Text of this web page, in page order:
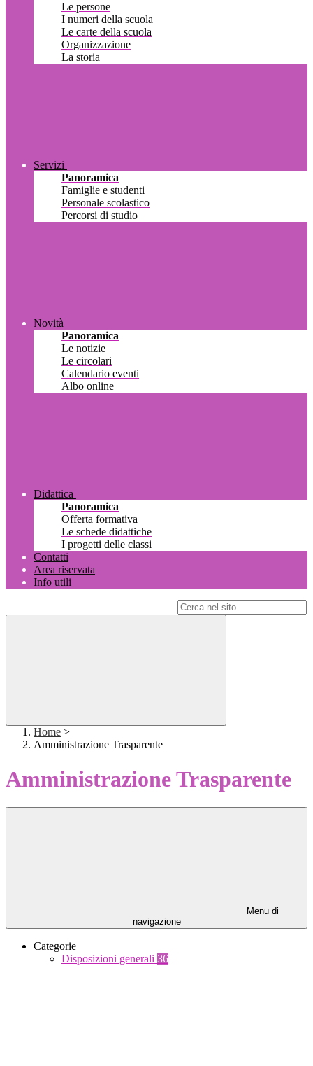
Le persone
I numeri della scuola
Le carte della scuola
Organizzazione
La storia
Servizi
Panoramica
Famiglie e studenti
Personale scolastico
Percorsi di studio
Novità
Panoramica
Le notizie
Le circolari
Calendario eventi
Albo online
Didattica
Panoramica
Offerta formativa
Le schede didattiche
I progetti delle classi
Contatti
Area riservata
Info utili
Home >
Amministrazione Trasparente
Amministrazione Trasparente
Menu di
navigazione
Categorie
Disposizioni generali 36